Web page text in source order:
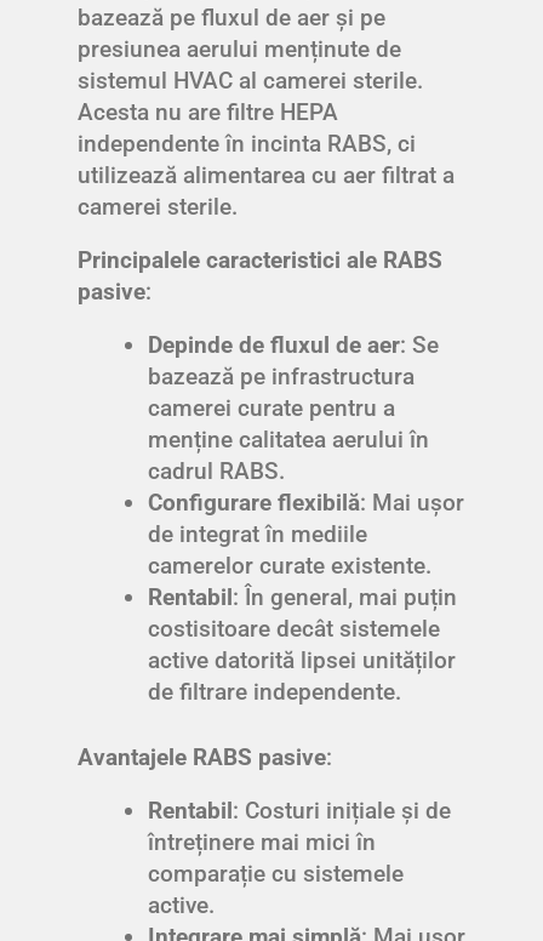
bazează pe fluxul de aer și pe
presiunea aerului menținute de
sistemul HVAC al camerei sterile.
Acesta nu are filtre HEPA
independente în incinta RABS, ci
utilizează alimentarea cu aer filtrat a
camerei sterile.
Principalele caracteristici ale RABS
pasive:
Depinde de fluxul de aer: Se
bazează pe infrastructura
camerei curate pentru a
menține calitatea aerului în
cadrul RABS.
Configurare flexibilă: Mai ușor
de integrat în mediile
camerelor curate existente.
Rentabil: În general, mai puțin
costisitoare decât sistemele
active datorită lipsei unităților
de filtrare independente.
Avantajele RABS pasive:
Rentabil: Costuri inițiale și de
întreținere mai mici în
comparație cu sistemele
active.